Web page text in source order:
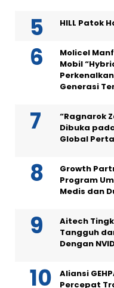
HILL Patok
Molicel
Mobil
Generasi
“Ragnarok
Dibuka
Global
Growth
Program
Medis dan
Aitech
Tangguh
Dengan
Aliansi
Percepat